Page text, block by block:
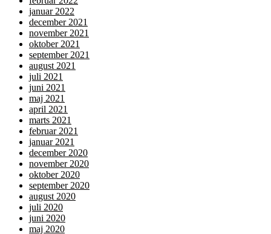
januar 2022
december 2021
november 2021
oktober 2021
september 2021
august 2021
juli 2021
juni 2021
maj 2021
april 2021
marts 2021
februar 2021
januar 2021
december 2020
november 2020
oktober 2020
september 2020
august 2020
juli 2020
juni 2020
maj 2020